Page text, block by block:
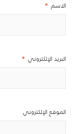
الاسم *
البريد الإلكتروني *
الموقع الإلكتروني